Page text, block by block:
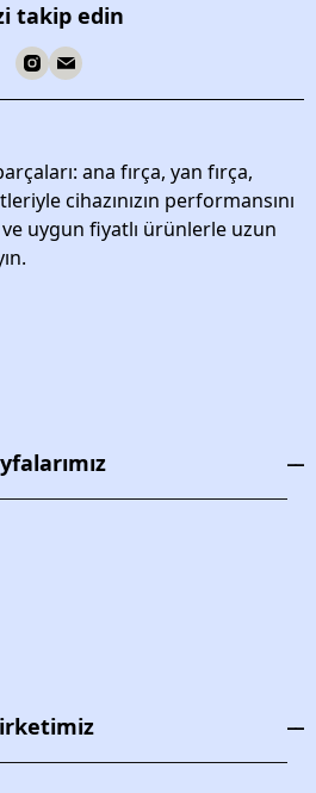
takip edin
ana fırça, yan fırça,
cihazınızın performansını
uygun fiyatlı ürünlerle uzun